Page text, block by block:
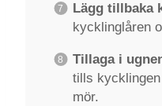
Lägg tillbaka
kycklinglåren
Tillaga i
tills
mör.